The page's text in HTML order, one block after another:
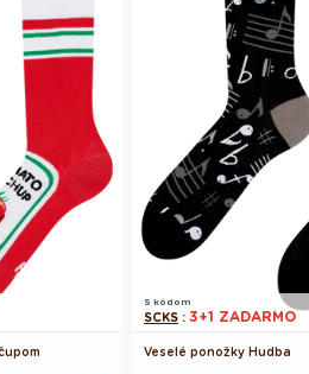
S kódom
SCKS : 3+1 ZADARMO
Veselé ponožky Hudba